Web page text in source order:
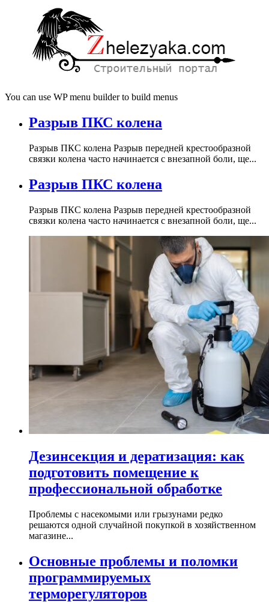
You can use WP menu builder to build menus
Разрыв ПКС колена
Разрыв ПКС колена Разрыв передней крестообразной
связки колена часто начинается с внезапной боли, ще...
Разрыв ПКС колена
Разрыв ПКС колена Разрыв передней крестообразной
связки колена часто начинается с внезапной боли, ще...
Дезинсекция и дератизация: как
подготовить помещение к
профессиональной обработке
Проблемы с насекомыми или грызунами редко
решаются одной случайной покупкой в хозяйственном
магазине...
Основные проблемы и поломки
программируемых
терморегуляторов